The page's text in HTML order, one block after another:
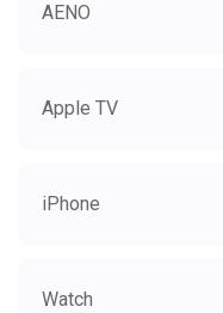
AENO
Apple TV
iPhone
Watch